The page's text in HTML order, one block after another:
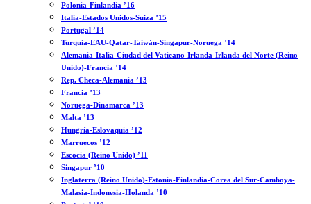
Polonia-Finlandia ’16
Italia-Estados Unidos-Suiza ’15
Portugal ’14
Turquía-EAU-Qatar-Taiwán-Singapur-Noruega ’14
Alemania-Italia-Ciudad del Vaticano-Irlanda-Irlanda del Norte (Reino
Unido)-Francia ’14
Rep. Checa-Alemania ’13
Francia ’13
Noruega-Dinamarca ’13
Malta ’13
Hungría-Eslovaquia ’12
Marruecos ’12
Escocia (Reino Unido) ’11
Singapur ’10
Inglaterra (Reino Unido)-Estonia-Finlandia-Corea del Sur-Camboya-
Malasia-Indonesia-Holanda ’10